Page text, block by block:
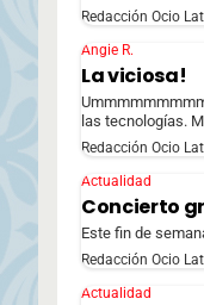
Redacción Ocio
Angie R.
La viciosa!
las tecnologías.
Redacción Ocio
Actualidad
Concierto
Este fin de
Redacción Ocio
Actualidad